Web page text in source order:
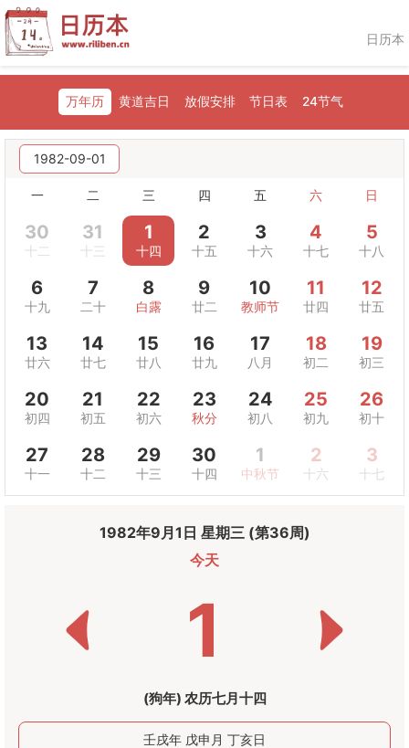
日历本
万年历 黄道吉日 放假安排 节日表 24节气
1982-09-01
一 二 三 四 五 六 日
30 31 1
十四
2
十五
3
十六
4
十七
5
十八
6
十九
7
二十
8
白露
9
廿二
10
教师节
11
廿四
12
廿五
13
廿六
14
廿七
15
廿八
16
廿九
17
八月
18
初二
19
初三
20
初四
21
初五
22
初六
23
秋分
24
初八
25
初九
26
初十
27
十一
28
十二
29
十三
30
十四
1
中秋节
2
十六
3
十七
1982年9月1日 星期三 (第36周)
今天
1
(狗年) 农历七月十四
壬戌年 戊申月 丁亥日